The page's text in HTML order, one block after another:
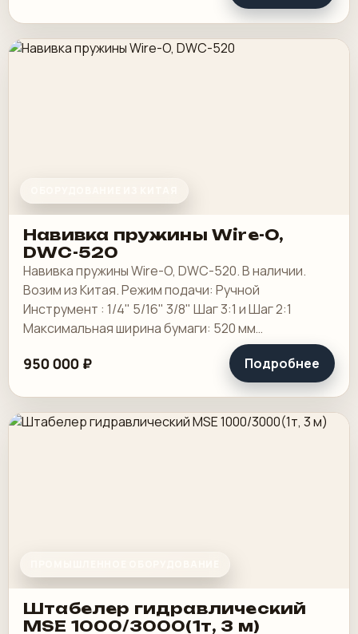
Навивка пружины Wire-O,
DWC-520
Навивка пружины Wire-O, DWC-520. В наличии.
Возим из Китая. Режим подачи: Ручной
Инструмент : 1/4" 5/16" 3/8" Шаг 3:1 и Шаг 2:1
Максимальная ширина бумаги: 520 мм
Максимальная ширина переплета: 507 мм
Минимальная ширина.
950 000 ₽ Подробнее
Штабелер гидравлический
MSE 1000/3000(1т, 3 м)